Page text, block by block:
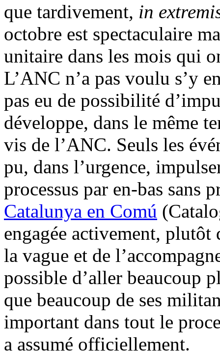
que tardivement, in
octobre est spectaculaire
unitaire dans les mois qui
L’ANC n’a pas voulu s’y
pas eu de possibilité
développe, dans le même
vis de l’ANC. Seuls les
pu, dans l’urgence,
processus par en-bas sans
Catalunya en Comú
engagée activement, plutôt
la vague et de
possible d’aller beaucoup
que beaucoup de ses
important dans tout le
a assumé officiellement.